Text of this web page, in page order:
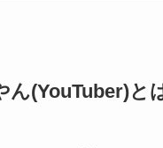
ん(YouTuber)と